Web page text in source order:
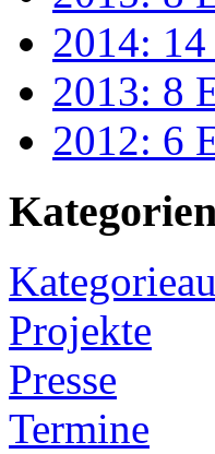
2014:
2013: 8
2012: 6
Projekte
Presse
Termine